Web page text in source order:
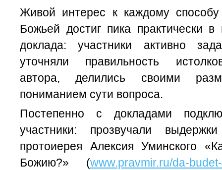
Живой интерес к каждому
Божьей достиг пика практически
доклада: участники активно
уточняли правильность
автора, делились своими
пониманием сути вопроса.
Постепенно с докладами
участники: прозвучали
протоиерея Алексия Уминского
Божию?» (www.pravmir.ru/da-